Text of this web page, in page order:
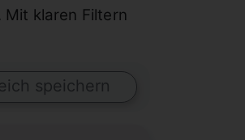
klaren Filtern
speichern